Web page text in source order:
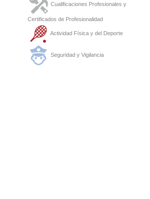
Cualificaciones Profesionales y
Certificados de Profesionalidad
Actividad Física y del Deporte
Seguridad y Vigilancia